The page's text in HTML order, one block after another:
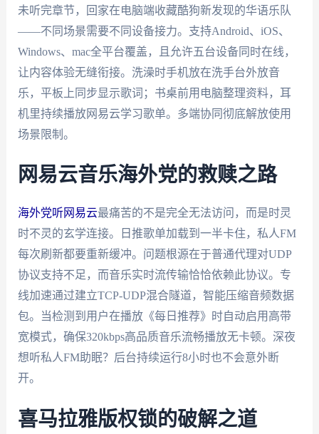
未听完章节，回家在电脑端收藏酷狗新发现的华语乐队
——不同场景需要不同设备接力。支持Android、iOS、
Windows、mac全平台覆盖，且允许五台设备同时在线，
让内容体验无缝衔接。洗澡时手机放在洗手台外放音
乐，平板上同步显示歌词；书桌前用电脑整理资料，耳
机里持续播放网易云学习歌单。多端协同彻底解放使用
场景限制。
网易云音乐海外党的救赎之路
海外党听网易云最痛苦的不是完全无法访问，而是时灵
时不灵的玄学连接。日推歌单加载到一半卡住，私人FM
每次刷新都要重新缓冲。问题根源在于普通代理对UDP
协议支持不足，而音乐实时流传输恰恰依赖此协议。专
线加速通过建立TCP-UDP混合隧道，智能压缩音频数据
包。当检测到用户在播放《每日推荐》时自动启用高带
宽模式，确保320kbps高品质音乐流畅播放无卡顿。深夜
想听私人FM助眠？后台持续运行8小时也不会意外断
开。
喜马拉雅版权锁的破解之道